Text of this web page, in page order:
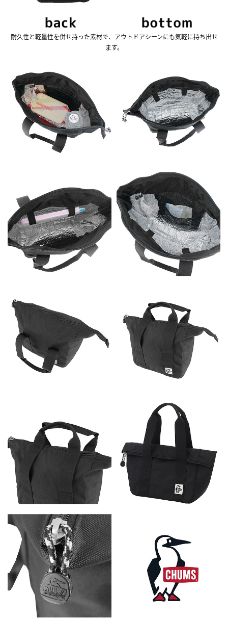
耐久性と軽量性を併せ持った素材で、アウトドアシーンにも気軽に持ち出せ
ます。